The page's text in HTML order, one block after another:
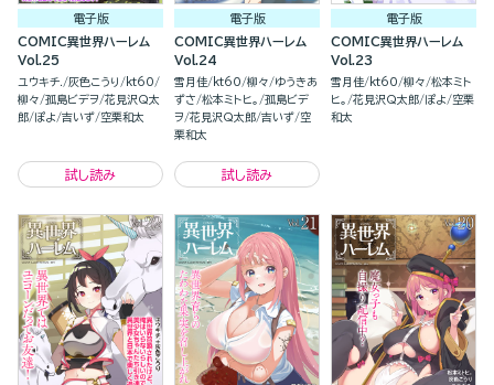
電子版
COMIC異世界ハーレム
Vol.25
ユウキチ. 灰色こうり
kt60
柳々 孤島ビデヲ 花見沢Q太
郎 ぽよ 吉いず 空栗和太
試し読み
電子版
COMIC異世界ハーレム
Vol.24
雪月佳 kt60 柳々
ゆうきあ
ずさ 松本ミトヒ。
孤島ビデ
ヲ 花見沢Q太郎 吉いず 空
栗和太
試し読み
電子版
COMIC異世界ハーレム
Vol.23
雪月佳 kt60 柳々 松本ミト
ヒ。
花見沢Q太郎 ぽよ
空栗
和太